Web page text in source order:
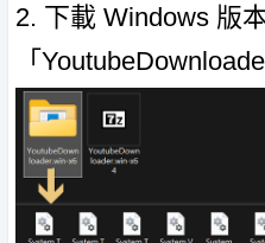
2. 下載 Windows 版
「